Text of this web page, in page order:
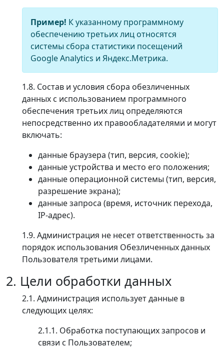
Пример! К указанному программному
обеспечению третьих лиц относятся
системы сбора статистики посещений
Google Analytics и Яндекс.Метрика.
1.8. Состав и условия сбора обезличенных
данных с использованием программного
обеспечения третьих лиц определяются
непосредственно их правообладателями и могут
включать:
данные браузера (тип, версия, cookie);
данные устройства и место его положения;
данные операционной системы (тип, версия,
разрешение экрана);
данные запроса (время, источник перехода,
IP-адрес).
1.9. Администрация не несет ответственность за
порядок использования Обезличенных данных
Пользователя третьими лицами.
2. Цели обработки данных
2.1. Администрация использует данные в
следующих целях:
2.1.1. Обработка поступающих запросов и
связи с Пользователем;